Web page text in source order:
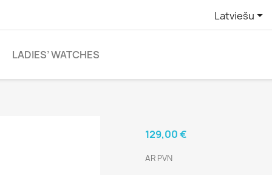
Latviešu
LADIES’ WATCHES
129,00 €
AR PVN